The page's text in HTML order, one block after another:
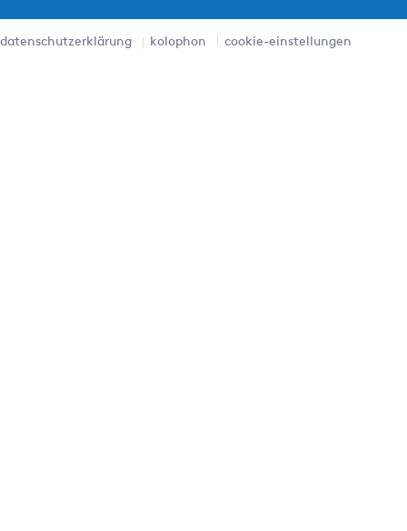
datenschutzerklärung kolophon cookie-einstellungen